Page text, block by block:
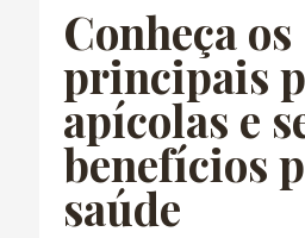
Conheça os
principais
apícolas e
benefícios
saúde